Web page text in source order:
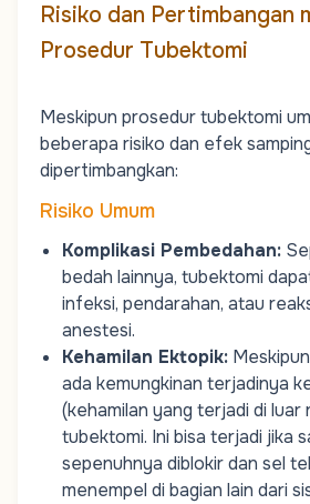
Risiko dan Pertimbangan
Prosedur Tubektomi
Meskipun prosedur tubektomi
beberapa risiko dan efek
dipertimbangkan:
Risiko Umum
Komplikasi Pembedahan:
bedah lainnya, tubektomi
infeksi, pendarahan, atau
anestesi.
Kehamilan Ektopik:
ada kemungkinan terjadinya
(kehamilan yang terjadi di luar
tubektomi. Ini bisa terjadi jika
sepenuhnya diblokir dan sel
menempel di bagian lain dari